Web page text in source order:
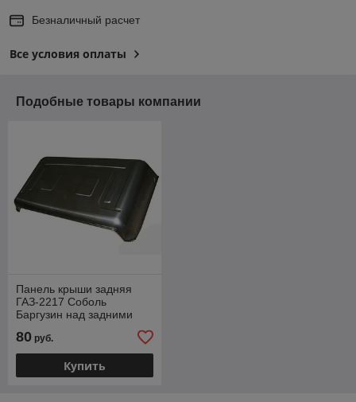
Безналичный расчет
Все условия оплаты
Подобные товары компании
Панель крыши задняя
ГАЗ-2217 Соболь
Баргузин над задними
дверями (ОАО ГАЗ) 2217-
5701274
80 руб.
Купить